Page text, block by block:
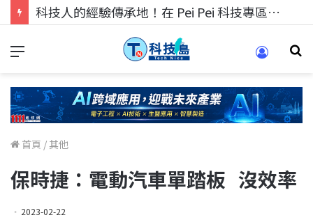
科技人找工作，就到TECH+ 科技專區!
首頁 /其他
保時捷：電動汽車單踏板 沒效率
2023-02-22